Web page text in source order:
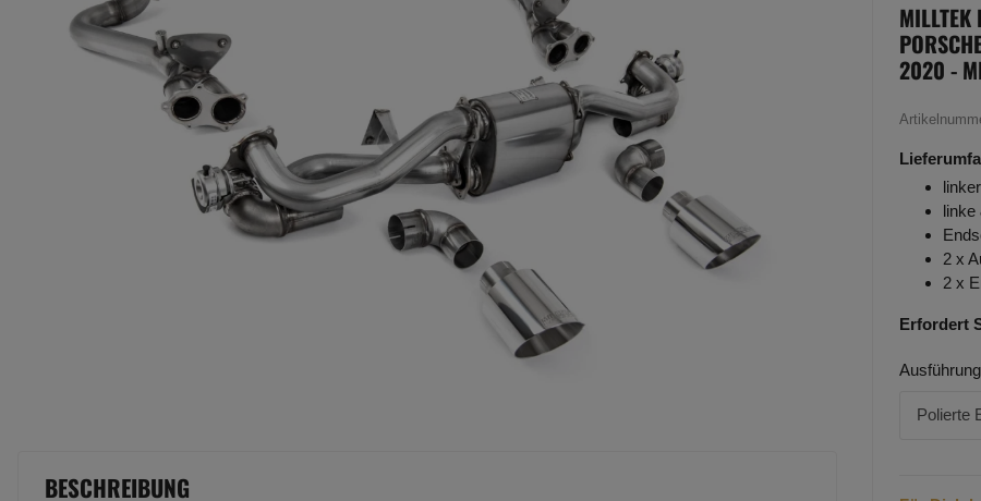
MILLTEK
2020 -
linke
2 x
2 x
Erfordert
Polierte
BESCHREIBUNG